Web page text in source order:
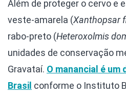
Além de proteger o cervo e
veste-amarela (Xanthopsar
rabo-preto (Heteroxolmis
unidades de conservação
Gravataí. O manancial é
Brasil conforme o Instituto